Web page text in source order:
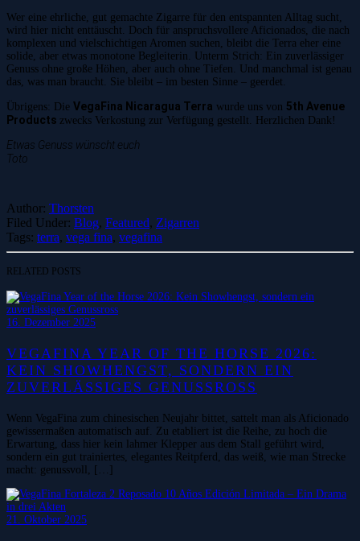
Wer eine ehrliche, gut gemachte Zigarre für den entspannten Alltag sucht,
wird hier nicht enttäuscht. Doch für anspruchsvollere Aficionados, die nach
komplexen und vielschichtigen Aromen suchen, bleibt die Terra eher eine
solide, aber etwas monotone Begleiterin. Unterm Strich: Ein zuverlässiger
Genuss ohne große Höhen, aber auch ohne Tiefen. Und manchmal ist genau
das, was man braucht. Sie bleibt – im besten Sinne – geerdet.
Übrigens: Die VegaFina Nicaragua Terra wurde uns von 5th Avenue
Products zwecks Verkostung zur Verfügung gestellt. Herzlichen Dank!
Etwas Genuss wünscht euch
Toto
Author: Thorsten
Filed Under: Blog, Featured, Zigarren
Tags: terra, vega fina, vegafina
RELATED POSTS
16. Dezember 2025
VEGAFINA YEAR OF THE HORSE 2026:
KEIN SHOWHENGST, SONDERN EIN
ZUVERLÄSSIGES GENUSSROSS
Wenn VegaFina zum chinesischen Neujahr bittet, sattelt man als Aficionado
gewissermaßen automatisch auf. Zu etabliert ist die Reihe, zu hoch die
Erwartung, dass hier kein lahmer Klepper aus dem Stall geführt wird,
sondern ein gut trainiertes, elegantes Reitpferd, das weiß, wie man Strecke
macht: genussvoll, […]
21. Oktober 2025